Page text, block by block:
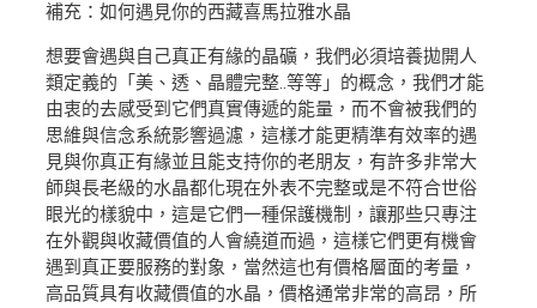
補充：如何遇見你的西藏喜馬拉雅水晶
想要會遇與自己真正有緣的晶礦，我們必須培養拋開人
類定義的「美、透、晶體完整..等等」的概念，我們才能
由衷的去感受到它們真實傳遞的能量，而不會被我們的
思維與信念系統影響過濾，這樣才能更精準有效率的遇
見與你真正有緣並且能支持你的老朋友，有許多非常大
師與長老級的水晶都化現在外表不完整或是不符合世俗
眼光的樣貌中，這是它們一種保護機制，讓那些只專注
在外觀與收藏價值的人會繞道而過，這樣它們更有機會
遇到真正要服務的對象，當然這也有價格層面的考量，
高品質具有收藏價值的水晶，價格通常非常的高昂，所